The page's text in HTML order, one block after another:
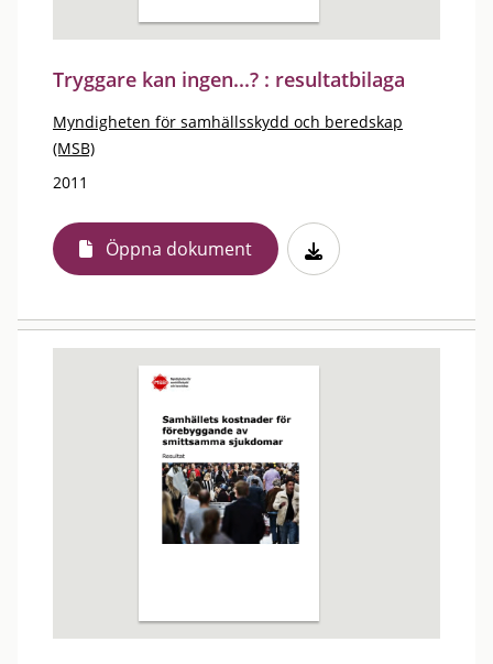
Tryggare kan ingen...? : resultatbilaga
Myndigheten för samhällsskydd och beredskap
(MSB)
2011
Öppna dokument